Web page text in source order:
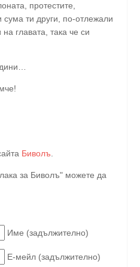
протестите,
ти други, по-отлежали
главата, така че си
Биволъ
за Биволъ" можете да
Име (задължително)
Е-мейл (задължително)